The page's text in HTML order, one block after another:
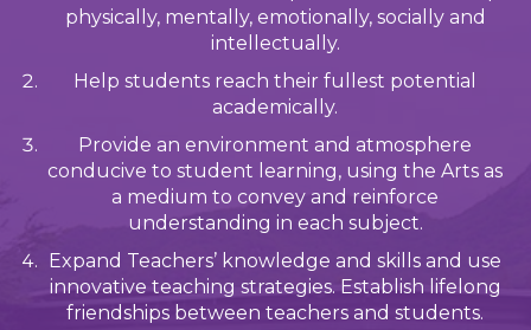
physically, mentally, emotionally, socially and
intellectually.
Help students reach their fullest potential
academically.
Provide an environment and atmosphere
conducive to student learning, using the Arts as
a medium to convey and reinforce
understanding in each subject.
Expand Teachers’ knowledge and skills and use
innovative teaching strategies. Establish lifelong
friendships between teachers and students.